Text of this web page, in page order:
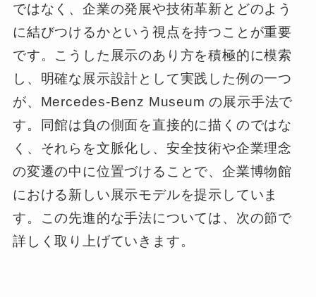
ではなく、企業の発展や技術革新とどのよう
に結びつけるかという視点を持つことが重要
です。こうした展示のあり方を積極的に模索
し、明確な展示設計として実践した例の一つ
が、Mercedes-Benz Museum の展示手法で
す。同館は負の側面を直接的に描くのではな
く、それらを文脈化し、安全技術や企業理念
の変遷の中に位置づけることで、企業博物館
における新しい展示モデルを提示していま
す。この先進的な手法については、次の節で
詳しく取り上げていきます。